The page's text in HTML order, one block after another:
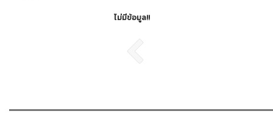
ไม่มีข้อมูล!!